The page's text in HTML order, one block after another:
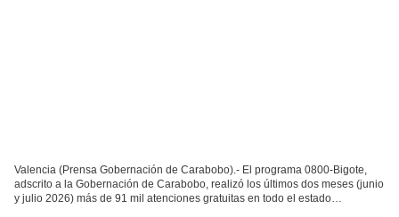
Valencia (Prensa Gobernación de Carabobo).- El programa 0800-Bigote,
adscrito a la Gobernación de Carabobo, realizó los últimos dos meses (junio
y julio 2026) más de 91 mil atenciones gratuitas en todo el estado